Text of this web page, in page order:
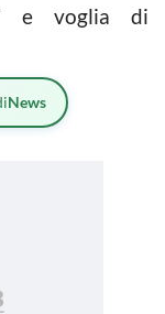
e voglia di
News